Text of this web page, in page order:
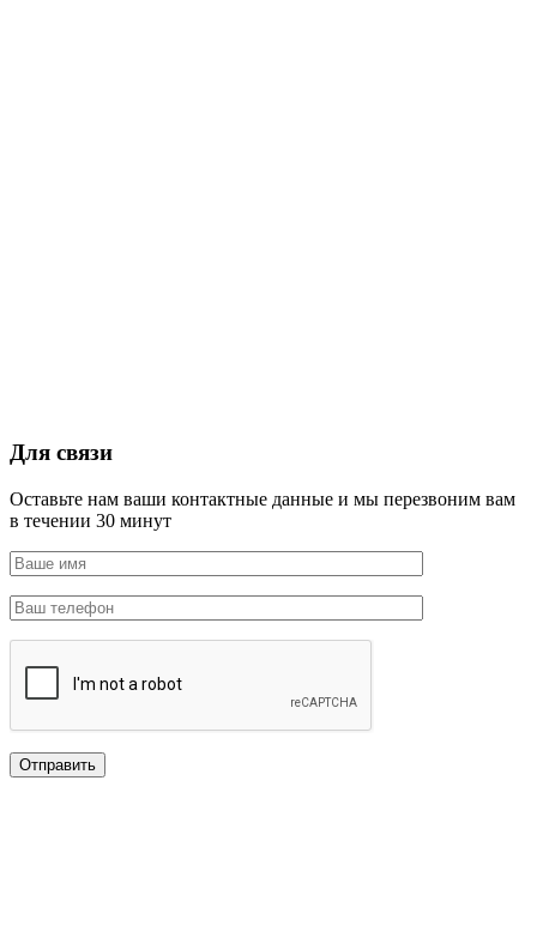
Для связи
Оставьте нам ваши контактные данные и мы перезвоним вам
в течении 30 минут